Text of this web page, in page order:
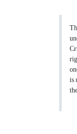
is